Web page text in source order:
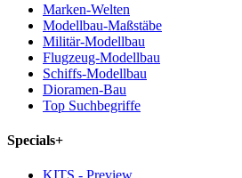
Marken-Welten
Modellbau-Maßstäbe
Militär-Modellbau
Flugzeug-Modellbau
Schiffs-Modellbau
Dioramen-Bau
Top Suchbegriffe
Specials+